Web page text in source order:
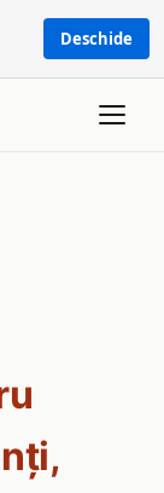
Deschide